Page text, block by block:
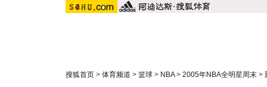
搜狐首页 > 体育频道 > 篮球 > NBA> 2005年NBA全明星周末 >